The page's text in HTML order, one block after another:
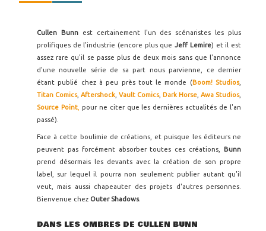
Cullen Bunn
est certainement l'un des scénaristes les plus
prolifiques de l'industrie (encore plus queJeff Lemire) et il est
assez rare qu'il se passe plus de deux mois sans que l'annonce
d'une nouvelle série de sa part nous parvienne, ce dernier
étant publié chez à peu près tout le monde (Boom! Studios,
Titan Comics, Aftershock Vault Comics, Dark Horse Awa Studios,
Source Point, pour ne citer que les dernières actualités de l'an
passé).
Face à cette boulimie de créations, et puisque les éditeurs ne
peuvent pas forcément absorber toutes ces créations, Bunn
prend désormais les devants avec la création de son propre
label, sur lequel il pourra non seulement publier autant qu'il
veut, mais aussi chapeauter des projets d'autres personnes.
Bienvenue chez Outer Shadows.
DANS LES OMBRES DE CULLEN BUNN